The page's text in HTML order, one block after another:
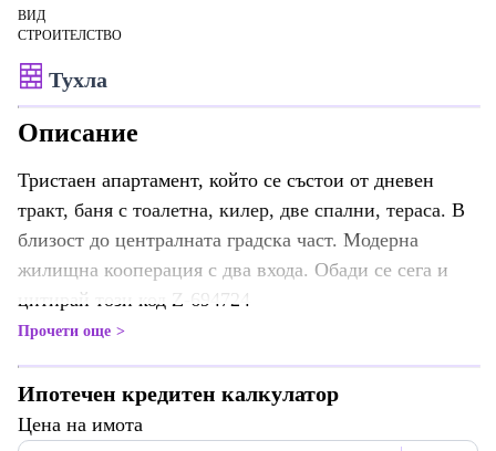
ВИД
СТРОИТЕЛСТВО
Тухла
Описание
Тристаен апартамент, който се състои от дневен
тракт, баня с тоалетна, килер, две спални, тераса. В
близост до централната градска част. Модерна
жилищна кооперация с два входа. Обади се сега и
цитирай този код Z-694724
Прочети още
Ипотечен кредитен калкулатор
Цена на имота